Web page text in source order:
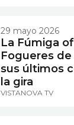
29 mayo 2026
La Fúmiga
Fogueres
sus últimos
la gira
VISTANOVA TV